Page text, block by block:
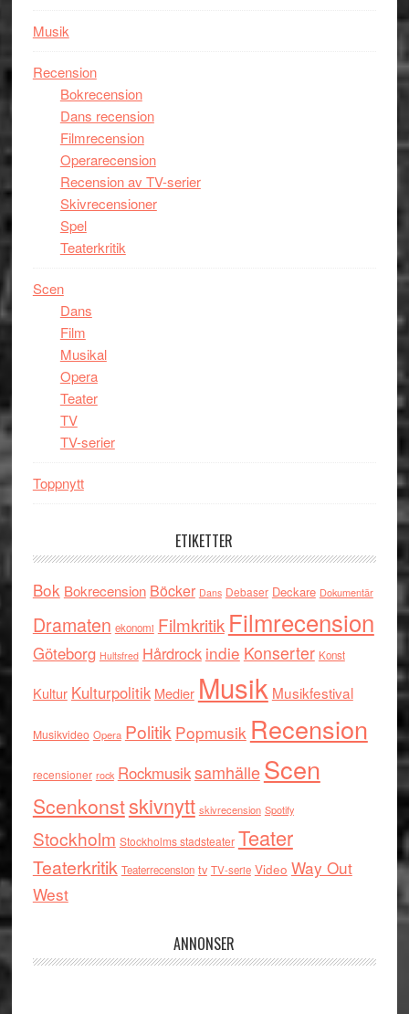
Musik
Recension
Bokrecension
Dans recension
Filmrecension
Operarecension
Recension av TV-serier
Skivrecensioner
Spel
Teaterkritik
Scen
Dans
Film
Musikal
Opera
Teater
TV
TV-serier
Toppnytt
ETIKETTER
Bok Bokrecension Böcker Dans Debaser Deckare Dokumentär
Dramaten ekonomi Filmkritik Filmrecension
Göteborg Hultsfred Hårdrock indie Konserter Konst
Kultur Kulturpolitik Medier Musik Musikfestival
Musikvideo Opera Politik Popmusik Recension
recensioner rock RockmusiksamhälleScen
Scenkonstskivnytt skivrecension Spotify
Stockholm Stockholms stadsteater Teater
Teaterkritik Teaterrecension tv TV-serie Video Way Out
West
ANNONSER